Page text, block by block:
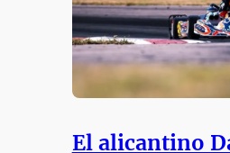
El alicantino